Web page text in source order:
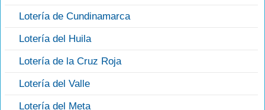
Lotería de Cundinamarca
Lotería del Huila
Lotería de la Cruz Roja
Lotería del Valle
Lotería del Meta